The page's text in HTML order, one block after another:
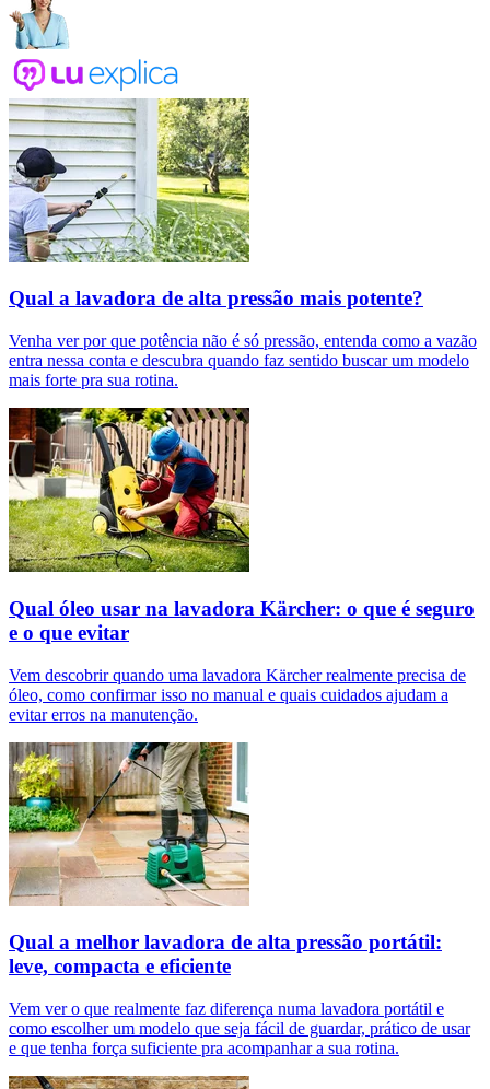
Qual a lavadora de alta pressão mais potente?
Venha ver por que potência não é só pressão, entenda como a vazão
entra nessa conta e descubra quando faz sentido buscar um modelo
mais forte pra sua rotina.
Qual óleo usar na lavadora Kärcher: o que é seguro
e o que evitar
Vem descobrir quando uma lavadora Kärcher realmente precisa de
óleo, como confirmar isso no manual e quais cuidados ajudam a
evitar erros na manutenção.
Qual a melhor lavadora de alta pressão portátil:
leve, compacta e eficiente
Vem ver o que realmente faz diferença numa lavadora portátil e
como escolher um modelo que seja fácil de guardar, prático de usar
e que tenha força suficiente pra acompanhar a sua rotina.